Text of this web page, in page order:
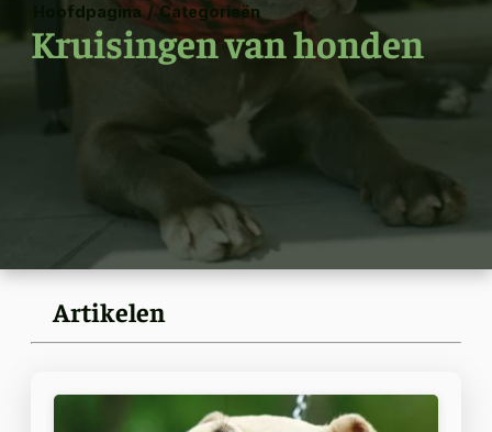
Hoofdpagina / Categorieën
Kruisingen van honden
Artikelen